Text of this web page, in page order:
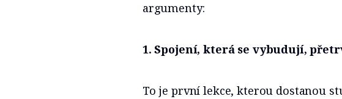
argumenty:
1. Spojení, která se vybudují,
To je první lekce, kterou dostanou